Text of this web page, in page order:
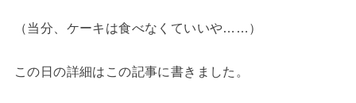
（当分、ケーキは食べなくていいや……）
この日の詳細はこの記事に書きました。